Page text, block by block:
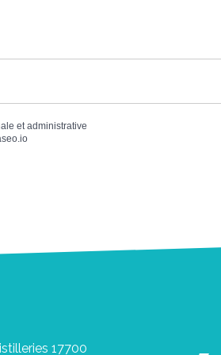
et administrative
17700